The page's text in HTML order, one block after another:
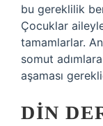
bu gereklilik
Çocuklar
tamamlarlar.
somut
aşaması
DIN